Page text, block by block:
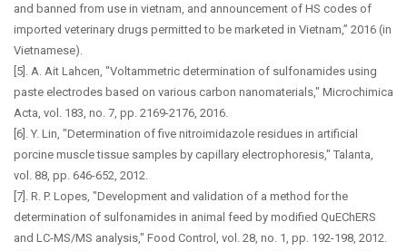
and banned from use in vietnam, and announcement of HS codes of
imported veterinary drugs permitted to be marketed in Vietnam,” 2016 (in
Vietnamese).
[5]. A. Ait Lahcen, "Voltammetric determination of sulfonamides using
paste electrodes based on various carbon nanomaterials," Microchimica
Acta, vol. 183, no. 7, pp. 2169-2176, 2016.
[6]. Y. Lin, "Determination of five nitroimidazole residues in artificial
porcine muscle tissue samples by capillary electrophoresis," Talanta,
vol. 88, pp. 646-652, 2012.
[7]. R. P. Lopes, "Development and validation of a method for the
determination of sulfonamides in animal feed by modified QuEChERS
and LC-MS/MS analysis," Food Control, vol. 28, no. 1, pp. 192-198, 2012.